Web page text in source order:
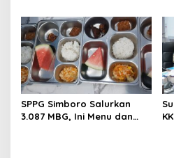
Kesehatan dan Donor
Darah
SPPG Simboro Salurkan
3.087 MBG, Ini Menu dan